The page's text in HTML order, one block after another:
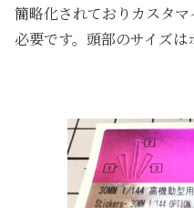
簡略化されておりカスタ
必要です。頭部のサイズは